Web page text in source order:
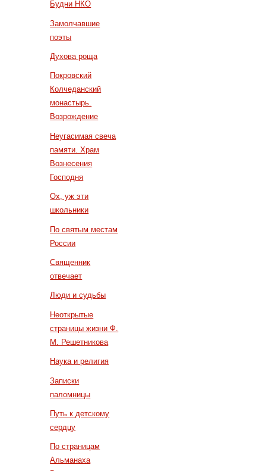
Будни НКО
Замолчавшие
поэты
Духова роща
Покровский
Колчеданский
монастырь.
Возрождение
Неугасимая свеча
памяти. Храм
Вознесения
Господня
Ох, уж эти
школьники
По святым местам
России
Священник
отвечает
Люди и судьбы
Неоткрытые
страницы жизни Ф.
М. Решетникова
Наука и религия
Записки
паломницы
Путь к детскому
сердцу
По страницам
Альманаха